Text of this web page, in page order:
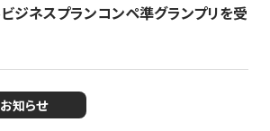
ジネスプランコンペ準グランプリを受
お知らせ